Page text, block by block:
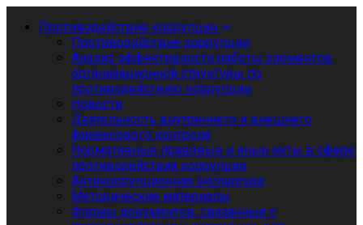
Противодействие коррупции
Противодействие коррупции
Анализ эффективности работы элементов
организационной структуры по
противодействию коррупции
Новости
Деятельность внутреннего и внешнего
финансового контроля
Нормативные правовые и иные акты в сфере
противодействия коррупции
Антикоррупционная экспертиза
Методические материалы
Формы документов, связанные с